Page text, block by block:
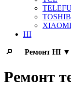
XIAOMI
HI
🔎 Ремонт HI ▼
Ремонт